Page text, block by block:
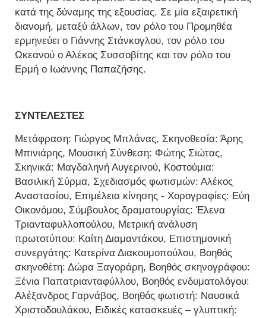
κατά της δύναμης της εξουσίας. Σε μία εξαιρετική
διανομή, μεταξύ άλλων, τον ρόλο του Προμηθέα
ερμηνεύει ο Γιάννης Στάνκογλου, τον ρόλο του
Ωκεανού ο Αλέκος Συσσοβίτης και τον ρόλο του
Ερμή ο Ιωάννης Παπαζήσης.
ΣΥΝΤΕΛΕΣΤΕΣ
Μετάφραση: Γιώργος Μπλάνας, Σκηνοθεσία: Άρης
Μπινιάρης, Μουσική Σύνθεση: Φώτης Σιώτας,
Σκηνικά: Μαγδαληνή Αυγερινού, Κοστούμια:
Βασιλική Σύρμα, Σχεδιασμός φωτισμών: Αλέκος
Αναστασίου, Επιμέλεια κίνησης - Χορογραφίες: Εύη
Οικονόμου, Σύμβουλος δραματουργίας: Έλενα
Τριανταφυλλοπούλου, Μετρική ανάλυση
πρωτοτύπου: Καίτη Διαμαντάκου, Επιστημονική
συνεργάτης: Κατερίνα Διακουμοπούλου, Βοηθός
σκηνοθέτη: Δώρα Ξαγοράρη, Βοηθός σκηνογράφου:
Ξένια Παπατριανταφύλλου, Βοηθός ενδυματολόγου:
Αλέξανδρος Γαρνάβος, Bοηθός φωτιστή: Ναυσικά
Χριστοδουλάκου, Ειδικές κατασκευές – γλυπτική: